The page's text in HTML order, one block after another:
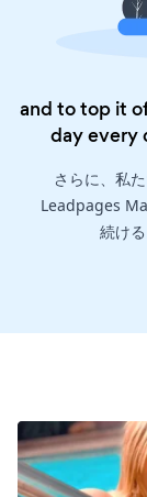
and to top it
day every
さらに、私
Leadpages
続け